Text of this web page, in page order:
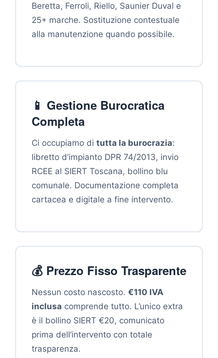
Beretta, Ferroli, Riello, Saunier Duval e
25+ marche. Sostituzione contestuale
alla manutenzione quando possibile.
📱 Gestione Burocratica
Completa
Ci occupiamo di tutta la burocrazia:
libretto d’impianto DPR 74/2013, invio
RCEE al SIERT Toscana, bollino blu
comunale. Documentazione completa
cartacea e digitale a fine intervento.
💰 Prezzo Fisso Trasparente
Nessun costo nascosto. €110 IVA
inclusa comprende tutto. L’unico extra
è il bollino SIERT €20, comunicato
prima dell’intervento con totale
trasparenza.